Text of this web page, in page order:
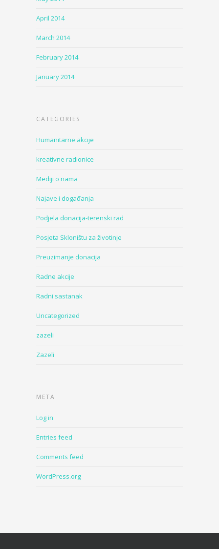
April 2014
March 2014
February 2014
January 2014
CATEGORIES
Humanitarne akcije
kreativne radionice
Mediji o nama
Najave i događanja
Podjela donacija-terenski rad
Posjeta Skloništu za životinje
Preuzimanje donacija
Radne akcije
Radni sastanak
Uncategorized
zazeli
Zazeli
META
Log in
Entries feed
Comments feed
WordPress.org